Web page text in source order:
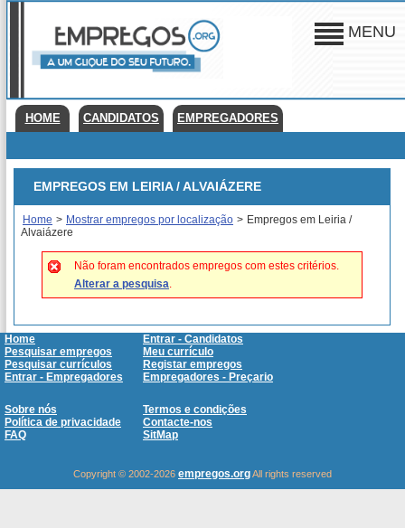
MENU
HOME CANDIDATOS EMPREGADORES
EMPREGOS EM LEIRIA / ALVAIÁZERE
Home > Mostrar empregos por localização > Empregos em Leiria /
Alvaiázere
Não foram encontrados empregos com estes critérios.
Alterar a pesquisa.
Home
Entrar - Candidatos
Pesquisar empregos
Meu currículo
Pesquisar currículos
Registar empregos
Entrar - Empregadores
Empregadores - Preçario
Sobre nós
Termos e condições
Política de privacidade
Contacte-nos
FAQ
SitMap
Copyright © 2002-2026 empregos.orgAll rights reserved